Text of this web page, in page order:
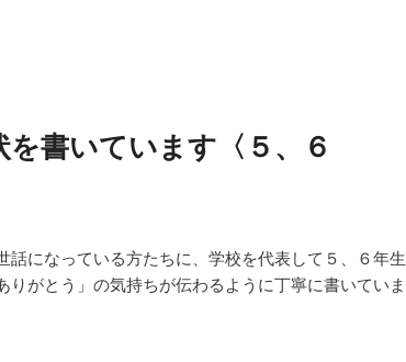
書いています〈５、６
話になっている方たちに、学校を代表して５、６年生
りがとう」の気持ちが伝わるように丁寧に書いていま